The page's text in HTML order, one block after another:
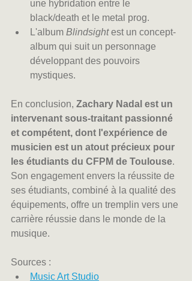
une hybridation entre le
black/death et le metal prog.
L'album Blindsight est un concept-
album qui suit un personnage
développant des pouvoirs
mystiques.
En conclusion, Zachary Nadal est un
intervenant sous-traitant passionné
et compétent, dont l'expérience de
musicien est un atout précieux pour
les étudiants du CFPM de Toulouse.
Son engagement envers la réussite de
ses étudiants, combiné à la qualité des
équipements, offre un tremplin vers une
carrière réussie dans le monde de la
musique.
Sources :
Music Art Studio